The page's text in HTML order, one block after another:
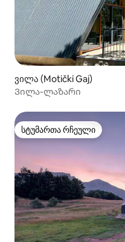
ვილა (Motički Gaj)
Ვილა-ლაზარი
სტუმართა რჩეული
სტუმართა რჩეული